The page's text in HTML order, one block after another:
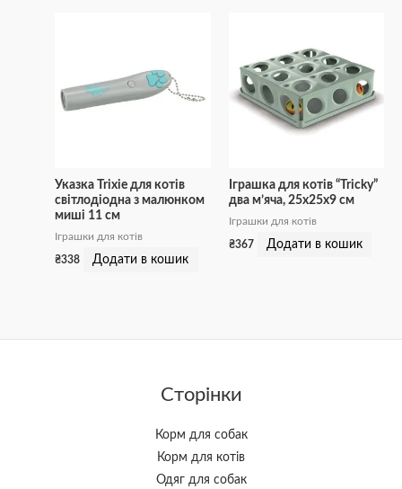
Указка Trixie для котів
світлодіодна з малюнком
миші 11 см
Іграшки для котів
₴338 Додати в кошик
Іграшка для котів “Tricky”
два м’яча, 25x25x9 см
Іграшки для котів
₴367 Додати в кошик
Сторінки
Корм для собак
Корм для котів
Одяг для собак